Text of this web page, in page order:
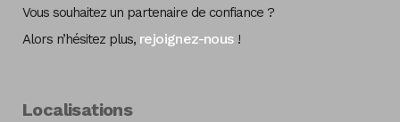
Vous souhaitez un partenaire de confiance ?
Alors n’hésitez plus, rejoignez-nous!
Localisations